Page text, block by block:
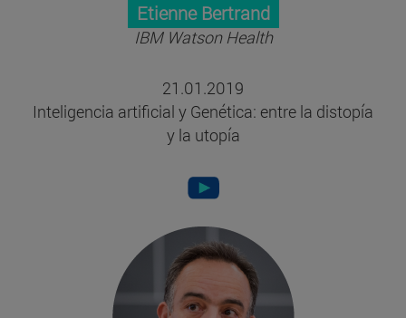
Etienne Bertrand
IBM Watson Health
21.01.2019
Inteligencia artificial y Genética: entre la distopía
y la utopía